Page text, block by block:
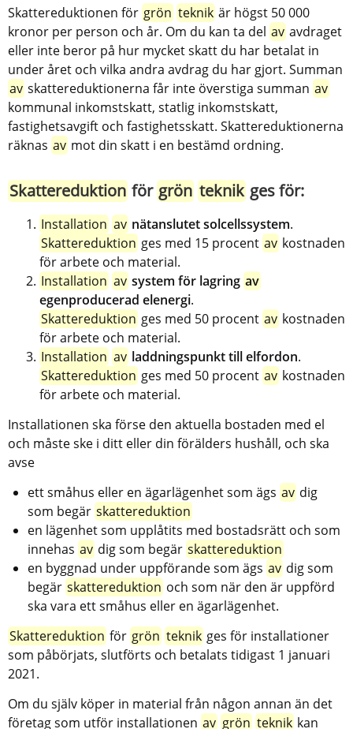
Skattereduktionen för grön teknik är högst 50 000
kronor per person och år. Om du kan ta del av avdraget
eller inte beror på hur mycket skatt du har betalat in
av skattereduktionerna får inte överstiga summan av
kommunal inkomstskatt, statlig inkomstskatt,
fastighetsavgift och fastighetsskatt. Skattereduktionerna
räknas av mot din skatt i en bestämd ordning.
Skattereduktion för grön teknik ges för:
Installation av nätanslutet solcellssystem.
Skattereduktion ges med 15 procent av kostnaden
för arbete och material.
Installation av system för lagring av
egenproducerad elenergi.
Skattereduktion ges med 50 procent av kostnaden
för arbete och material.
Installation av laddningspunkt till elfordon.
Skattereduktion ges med 50 procent av kostnaden
för arbete och material.
Installationen ska förse den aktuella bostaden med el
och måste ske i ditt eller din förälders hushåll, och ska
avse
ett småhus eller en ägarlägenhet som ägs av dig
som begär skattereduktion
en lägenhet som upplåtits med bostadsrätt och som
innehas av dig som begär skattereduktion
en byggnad under uppförande som ägs av dig som
begär skattereduktion och som när den är uppförd
ska vara ett småhus eller en ägarlägenhet.
Skattereduktion för grön teknik ges för installationer
som påbörjats, slutförts och betalats tidigast 1 januari
2021.
Om du själv köper in material från någon annan än det
företag som utför installationen av grön teknik kan